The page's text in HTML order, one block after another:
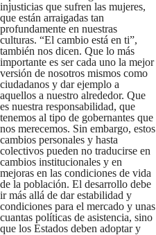
injusticias que sufren las mujeres,
que están arraigadas tan
profundamente en nuestras
culturas. “El cambio está en ti”,
también nos dicen. Que lo más
importante es ser cada uno la mejor
versión de nosotros mismos como
ciudadanos y dar ejemplo a
aquellos a nuestro alrededor. Que
es nuestra responsabilidad, que
tenemos al tipo de gobernantes que
nos merecemos. Sin embargo, estos
cambios personales y hasta
colectivos pueden no traducirse en
cambios institucionales y en
mejoras en las condiciones de vida
de la población. El desarrollo debe
ir más allá de dar estabilidad y
condiciones para el mercado y unas
cuantas políticas de asistencia, sino
que los Estados deben adoptar y